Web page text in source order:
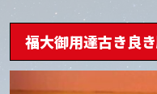
福大御用達古き良